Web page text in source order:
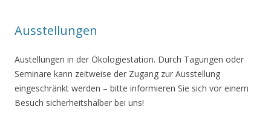
Ausstellungen
Austellungen in der Ökologiestation. Durch Tagungen oder
Seminare kann zeitweise der Zugang zur Ausstellung
eingeschränkt werden – bitte informieren Sie sich vor einem
Besuch sicherheitshalber bei uns!